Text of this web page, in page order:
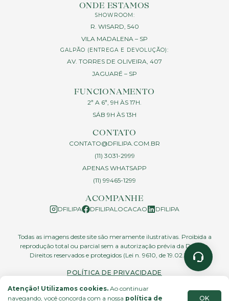
ONDE ESTAMOS
SHOWROOM:
R. WISARD, 540
VILA MADALENA – SP
GALPÃO (ENTREGA E DEVOLUÇÃO):
AV. TORRES DE OLIVEIRA, 407
JAGUARÉ – SP
FUNCIONAMENTO
2ª A 6ª, 9H ÀS 17H.
SÁB 9H ÀS 13H
CONTATO
CONTATO@DFILIPA.COM.BR
(11) 3031-2999
APENAS WHATSAPP
(11) 99465-1299
ACOMPANHE
DFILIPA DFILIPALOCACAO DFILIPA
Todas as imagens deste site são meramente ilustrativas. Proibida a
reprodução total ou parcial sem a autorização prévia da D.Filipa.
Direitos reservados e protegidos (Lei n. 9610, de 19.02.1998)
POLÍTICA DE PRIVACIDADE
site feito por
Atenção! Utilizamos cookies. Ao continuar
navegando, você concorda com a nossa política de OK